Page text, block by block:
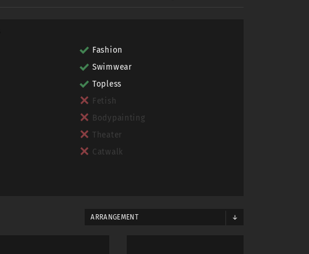
Fashion
Swimwear
Topless
Fetish
Bodypainting
Theater
Catwalk
ARRANGEMENT